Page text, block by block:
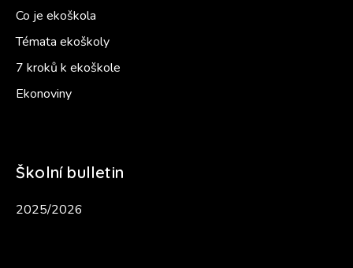
Co je ekoškola
Témata ekoškoly
7 kroků k ekoškole
Ekonoviny
Školní bulletin
2025/2026